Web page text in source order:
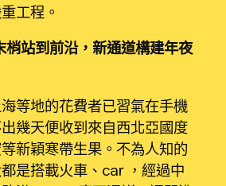
工程。
梢站到前沿，新通道構建年夜
等地的花費者已習氣在手機
出幾天便收到來自西北亞國度
新穎寒帶生果。不為人知的
是搭載火車、car ，經過中